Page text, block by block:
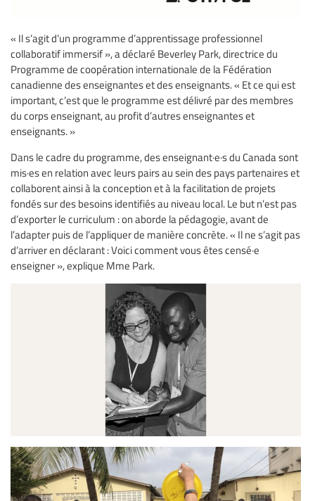
« Il s’agit d’un programme d’apprentissage professionnel
collaboratif immersif », a déclaré Beverley Park, directrice du
Programme de coopération internationale de la Fédération
canadienne des enseignantes et des enseignants. « Et ce qui est
important, c’est que le programme est délivré par des membres
du corps enseignant, au profit d’autres enseignantes et
enseignants. »
Dans le cadre du programme, des enseignant·e·s du Canada sont
mis·es en relation avec leurs pairs au sein des pays partenaires et
collaborent ainsi à la conception et à la facilitation de projets
fondés sur des besoins identifiés au niveau local. Le but n’est pas
d’exporter le curriculum : on aborde la pédagogie, avant de
l’adapter puis de l’appliquer de manière concrète. « Il ne s’agit pas
d’arriver en déclarant : Voici comment vous êtes censé·e
enseigner », explique Mme Park.